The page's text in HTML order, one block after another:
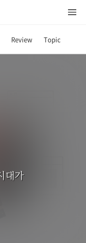
Review Topic
대가